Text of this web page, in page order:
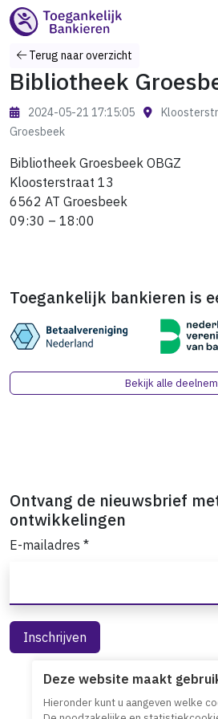
Terug naar overzicht
Bibliotheek
2024-05-21 17:15:05
Groesbeek
Bibliotheek Groesbeek OBGZ
Kloosterstraat 13
6562 AT Groesbeek
09:30 – 18:00
Toegankelijk bankieren is
Bekijk alle
Ontvang de nieuwsbrief
ontwikkelingen
E-mailadres *
Deze website maakt
Hieronder kunt u aangeven welke